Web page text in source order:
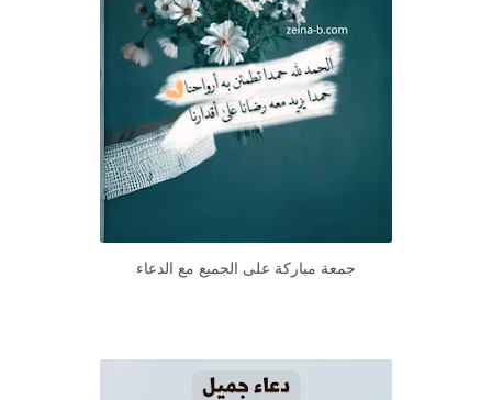
جمعة مباركة على الجميع مع الدعاء